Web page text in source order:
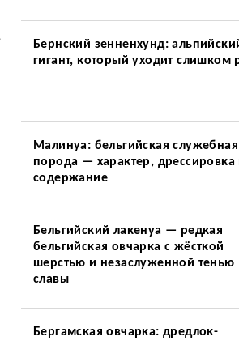
Бернский зенненхунд:
гигант, который уходит слишком
Малинуа: бельгийская служебная
порода — характер, дрессировка
содержание
Бельгийский лакенуа — редкая
бельгийская овчарка с жёсткой
шерстью и незаслуженной тенью
славы
Бергамская овчарка: дредлок-